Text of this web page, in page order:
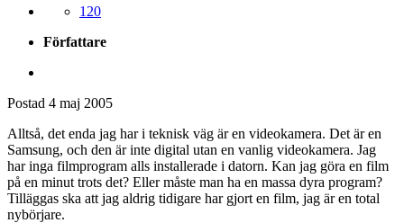
120
Författare
Postad 4 maj 2005
Alltså, det enda jag har i teknisk väg är en videokamera. Det är en
Samsung, och den är inte digital utan en vanlig videokamera. Jag
har inga filmprogram alls installerade i datorn. Kan jag göra en film
på en minut trots det? Eller måste man ha en massa dyra program?
Tilläggas ska att jag aldrig tidigare har gjort en film, jag är en total
nybörjare.